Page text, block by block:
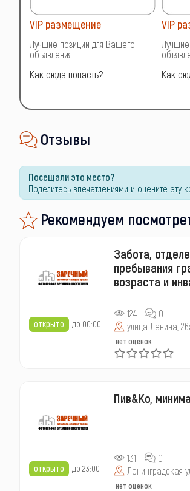
VIP размещение
Лучшие позиции для Вашего
объявления
Как сюда попасть?
VIP
Как
Отзывы
Посещали это место?
Поделитесь впечатлениями и оцените эту
Рекомендуем
открыто до 00:00
Забота,
пребывания
возраста и
124
0
улица Ленина,
нет оценок
открыто до 23:00
Пив&Ко,
131
0
Ленинградская
нет оценок